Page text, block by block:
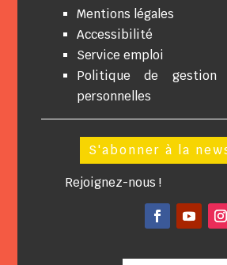
Mentions légales
Accessibilité
Service emploi
Politique de gestion
personnelles
S'abonner à la
Rejoignez-nous !